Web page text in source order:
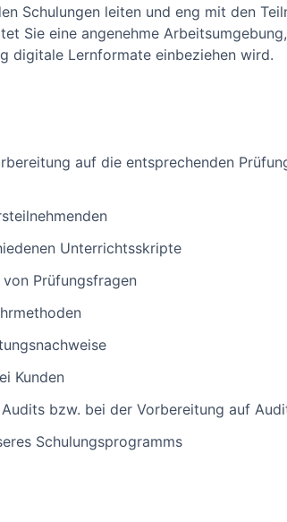
Schulungen leiten und eng mit den
Sie eine angenehme
digitale Lernformate einbeziehen wird.
auf die entsprechenden
Unterrichtsskripte
Prüfungsfragen
Kunden
bzw. bei der Vorbereitung auf
Schulungsprogramms